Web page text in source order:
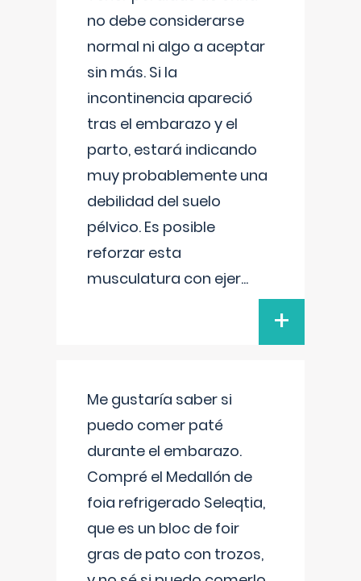
no debe considerarse
normal ni algo a aceptar
sin más. Si la
incontinencia apareció
tras el embarazo y el
parto, estará indicando
muy probablemente una
debilidad del suelo
pélvico. Es posible
reforzar esta
musculatura con ejer...
+
Me gustaría saber si
puedo comer paté
durante el embarazo.
Compré el Medallón de
foia refrigerado Seleqtia,
que es un bloc de foir
gras de pato con trozos,